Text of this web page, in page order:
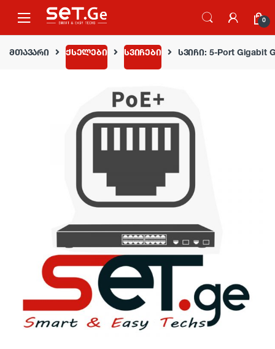
Skip to navigation
Skip to content
0
მთავარი ქსელები სვიჩები სვიჩი: 5-Port Gigabit